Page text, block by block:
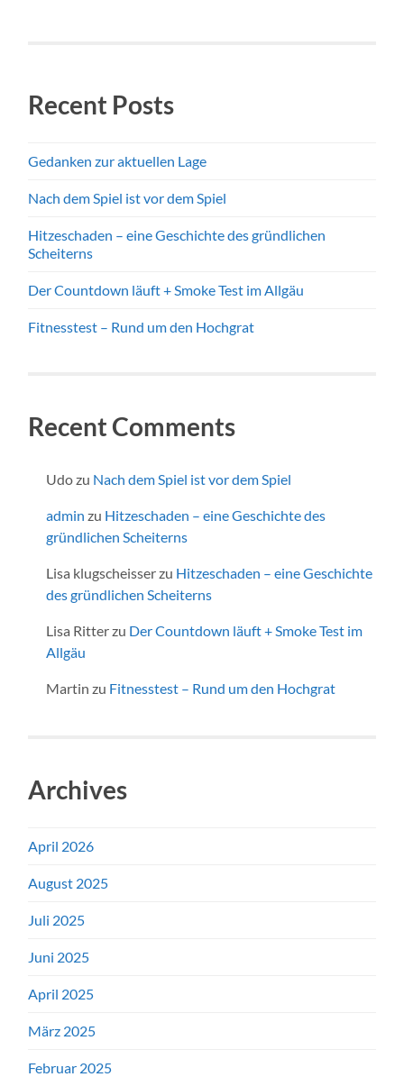
Recent Posts
Gedanken zur aktuellen Lage
Nach dem Spiel ist vor dem Spiel
Hitzeschaden – eine Geschichte des gründlichen
Scheiterns
Der Countdown läuft + Smoke Test im Allgäu
Fitnesstest – Rund um den Hochgrat
Recent Comments
Udozu Nach dem Spiel ist vor dem Spiel
admin zu Hitzeschaden – eine Geschichte des
gründlichen Scheiterns
Lisa klugscheisserzu Hitzeschaden – eine Geschichte
des gründlichen Scheiterns
Lisa Ritterzu Der Countdown läuft + Smoke Test im
Allgäu
Martin zu Fitnesstest – Rund um den Hochgrat
Archives
April 2026
August 2025
Juli 2025
Juni 2025
April 2025
März 2025
Februar 2025